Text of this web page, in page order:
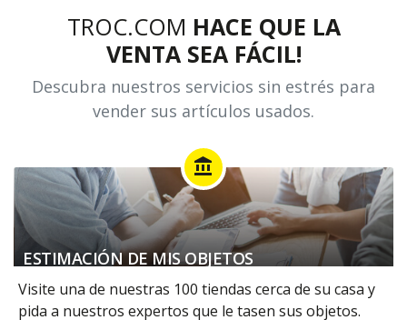
TROC.COM HACE QUE LA
VENTA SEA FÁCIL!
Descubra nuestros servicios sin estrés para
vender sus artículos usados.
account_balance
ESTIMACIÓN DE MIS OBJETOS
Visite una de nuestras 100 tiendas cerca de su casa y
pida a nuestros expertos que le tasen sus objetos.